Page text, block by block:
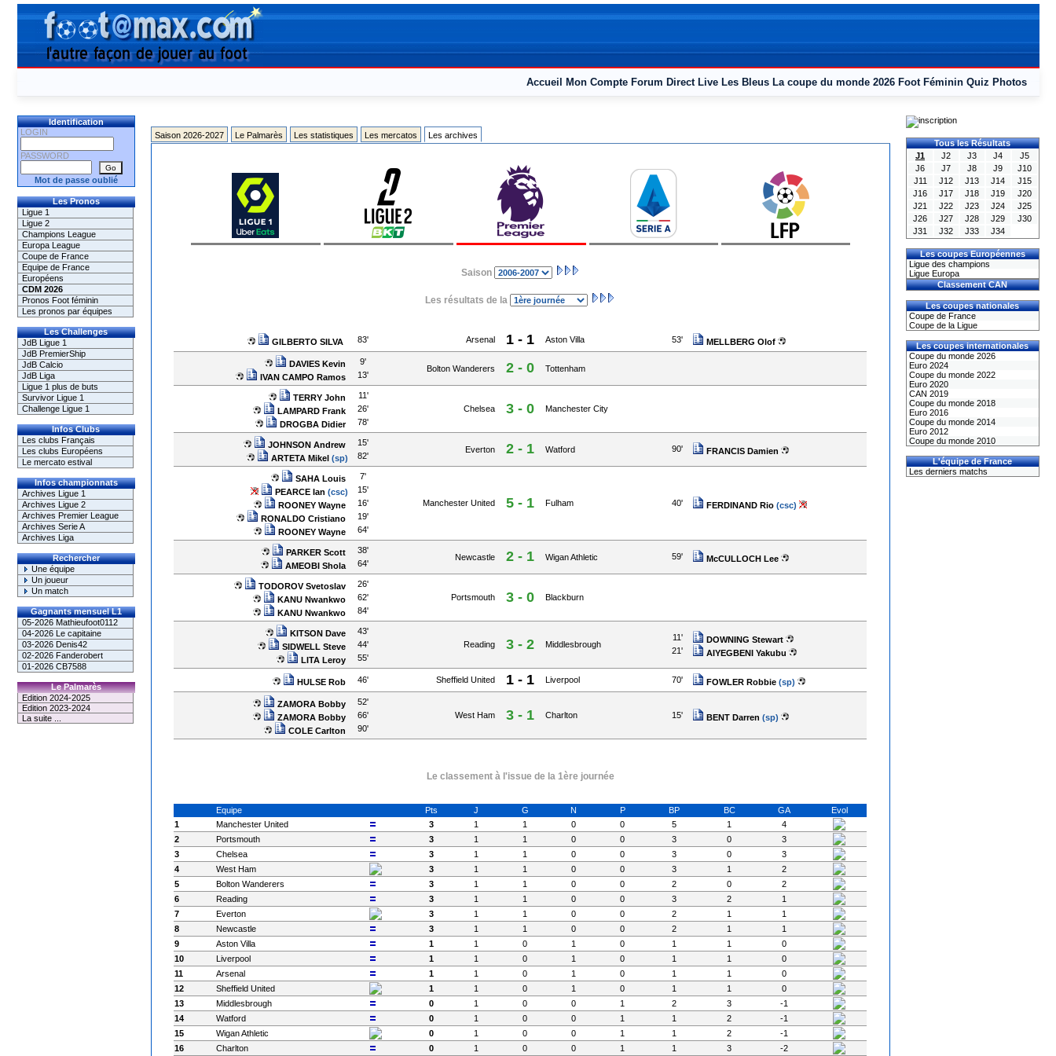
Accueil Mon Compte Forum Direct Live Les Bleus La coupe du monde 2026 Foot Féminin Quiz Photos
Identification
LOGIN
PASSWORD
Mot de passe oublié
Les Pronos
Ligue 1
Ligue 2
Champions League
Europa League
Coupe de France
Equipe de France
Européens
CDM 2026
Pronos Foot féminin
Les pronos par équipes
Les Challenges
JdB Ligue 1
JdB PremierShip
JdB Calcio
JdB Liga
Ligue 1 plus de buts
Survivor Ligue 1
Challenge Ligue 1
Infos Clubs
Les clubs Français
Les clubs Européens
Le mercato estival
Infos championnats
Archives Ligue 1
Archives Ligue 2
Archives Premier League
Archives Serie A
Archives Liga
Rechercher
Une équipe
Un joueur
Un match
Gagnants mensuel L1
05-2026 Mathieufoot0112
04-2026 Le capitaine
03-2026 Denis42
02-2026 Fanderobert
01-2026 CB7588
Le Palmarès
Edition 2024-2025
Edition 2023-2024
La suite ...
Saison 2026-2027 Le Palmarès Les statistiques Les mercatos Les archives
Saison
Les résultats de la
GILBERTO SILVA 83' Arsenal 1 - 1 Aston Villa 53' MELLBERG Olof
DAVIES Kevin
9'
IVAN CAMPO Ramos
13'
Bolton Wanderers 2 - 0 Tottenham
TERRY John
11'
LAMPARD Frank
26'
DROGBA Didier
78'
Chelsea 3 - 0 Manchester City
JOHNSON Andrew
15'
ARTETA Mikel (sp) 82'
Everton 2 - 1 Watford 90' FRANCIS Damien
SAHA Louis
7'
PEARCE Ian (csc)
15'
ROONEY Wayne
16'
RONALDO Cristiano
19'
ROONEY Wayne
64'
Manchester United 5 - 1 Fulham 40' FERDINAND Rio (csc)
PARKER Scott
38'
AMEOBI Shola
64'
Newcastle 2 - 1 Wigan Athletic 59' McCULLOCH Lee
TODOROV Svetoslav
26'
KANU Nwankwo
62'
KANU Nwankwo
84'
Portsmouth 3 - 0 Blackburn
KITSON Dave
43'
SIDWELL Steve
44'
LITA Leroy
55'
Reading 3 - 2 Middlesbrough
11'
DOWNING Stewart
21'
AIYEGBENI Yakubu
HULSE Rob 46' Sheffield United 1 - 1 Liverpool 70' FOWLER Robbie (sp)
ZAMORA Bobby
52'
ZAMORA Bobby
66'
COLE Carlton
90'
West Ham 3 - 1 Charlton 15' BENT Darren (sp)
Le classement à l'issue de la 1ère journée
Equipe Pts J G N P BP BC GA
Evol
1
Manchester United 3 1 1 0 0 5 1
4
2
Portsmouth 3 1 1 0 0 3 0
3
3
Chelsea 3 1 1 0 0 3 0
3
4
West Ham 3 1 1 0 0 3 1
2
5
Bolton Wanderers 3 1 1 0 0 2 0
2
6
Reading 3 1 1 0 0 3 2
1
7
Everton 3 1 1 0 0 2 1
1
8
Newcastle 3 1 1 0 0 2 1
1
9
Aston Villa 1 1 0 1 0 1 1
0
10
Liverpool 1 1 0 1 0 1 1
0
11
Arsenal 1 1 0 1 0 1 1
0
12
Sheffield United 1 1 0 1 0 1 1
0
13
Middlesbrough 0 1 0 0 1 2 3
-1
14
Watford 0 1 0 0 1 1 2
-1
15
Wigan Athletic 0 1 0 0 1 1 2
-1
16
Charlton 0 1 0 0 1 1 3 -2
Tous les Résultats
J1
J2 J3 J4
J5
J6
J7 J8 J9
J10
J11
J12 J13 J14
J15
J16
J17 J18 J19
J20
J21
J22 J23 J24
J25
J26
J27 J28 J29
J30
J31
J32 J33 J34
Les coupes Européennes
Ligue des champions
Ligue Europa
Classement CAN
Les coupes nationales
Coupe de France
Coupe de la Ligue
Les coupes internationales
Coupe du monde 2026
Euro 2024
Coupe du monde 2022
Euro 2020
CAN 2019
Coupe du monde 2018
Euro 2016
Coupe du monde 2014
Euro 2012
Coupe du monde 2010
L'équipe de France
Les derniers matchs